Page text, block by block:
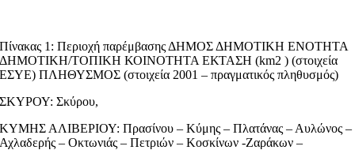
Πίνακας 1: Περιοχή παρέμβασης ΔΗΜΟΣ ΔΗΜΟΤΙΚΗ ΕΝΟΤΗΤΑ
ΔΗΜΟΤΙΚΗ/ΤΟΠΙΚΗ ΚΟΙΝΟΤΗΤΑ ΕΚΤΑΣΗ (km2 ) (στοιχεία
ΕΣΥΕ) ΠΛΗΘΥΣΜΟΣ (στοιχεία 2001 – πραγματικός πληθυσμός)
ΣΚΥΡΟΥ: Σκύρου,
ΚΥΜΗΣ ΑΛΙΒΕΡΙΟΥ: Πρασίνου – Κύμης – Πλατάνας – Αυλώνος –
Αχλαδερής – Οκτωνιάς – Πετριών – Κοσκίνων -Ζαράκων –